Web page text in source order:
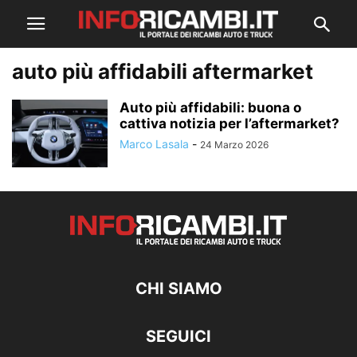
auto più affidabili aftermarket
Auto più affidabili: buona o
cattiva notizia per l’aftermarket?
Marco Lasala - 24 Marzo 2026
CHI SIAMO
SEGUICI